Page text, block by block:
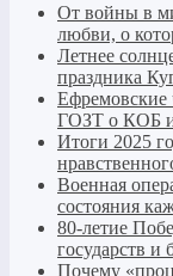
От войны в
любви, о
Летнее
праздника
Ефремовские
ГОЗТ о КОБ
Итоги 2025
Военная
состояния
80-летие
государств и
Почему